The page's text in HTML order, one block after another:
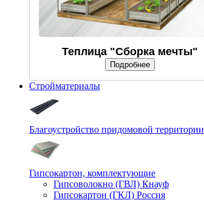
Теплица "Сборка мечты"
Подробнее
Стройматериалы
Благоустройство придомовой территории
Гипсокартон, комплектующие
Гипсоволокно (ГВЛ) Кнауф
Гипсокартон (ГКЛ) Россия